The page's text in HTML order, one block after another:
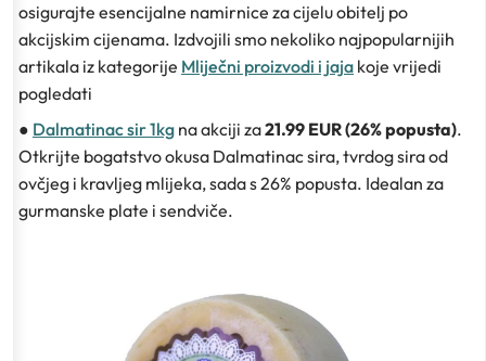
osigurajte esencijalne namirnice za cijelu obitelj po
akcijskim cijenama. Izdvojili smo nekoliko najpopularnijih
artikala iz kategorije Mliječni proizvodi i jaja koje vrijedi
pogledati
● Dalmatinac sir 1kg na akciji za21.99 EUR (26% popusta).
Otkrijte bogatstvo okusa Dalmatinac sira, tvrdog sira od
ovčjeg i kravljeg mlijeka, sada s 26% popusta. Idealan za
gurmanske plate i sendviče.